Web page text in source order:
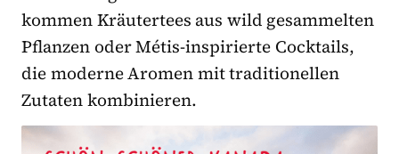
kommen Kräutertees aus wild gesammelten
Pflanzen oder Métis-inspirierte Cocktails,
die moderne Aromen mit traditionellen
Zutaten kombinieren.